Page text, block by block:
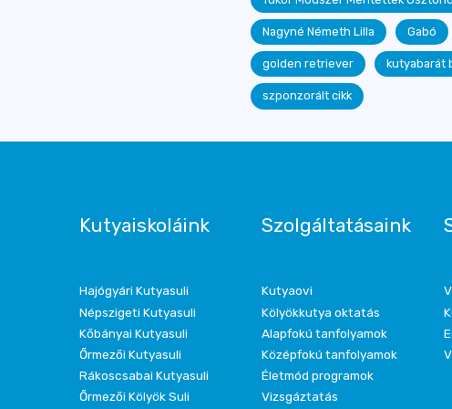
Nagyné Németh Lilla Gabó
golden retriever kutyabarát
szponzorált cikk
Kutyaiskoláink
Hajógyári Kutyasuli
Népszigeti Kutyasuli
Kőbányai Kutyasuli
Őrmezői Kutyasuli
Rákoscsabai Kutyasuli
Őrmezői Kölyök Suli
Szolgáltatásaink
Kutyaovi
Kölyökkutya oktatás
Alapfokú tanfolyamok
Középfokú tanfolyamok
Életmód programok
Vizsgáztatás